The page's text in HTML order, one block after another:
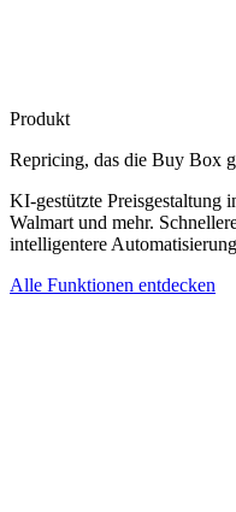
Produkt
Repricing, das die Buy Box
KI-gestützte Preisgestaltung
Walmart und mehr.
intelligentere
Alle Funktionen entdecken